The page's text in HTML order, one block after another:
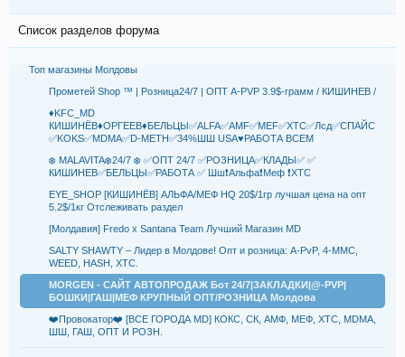
Список разделов форума
Топ магазины Молдовы
Прометей Shop ™️ | Розница24/7 | ОПТ A-PVP 3.9$-грамм / КИШИНЕВ /
♦️KFC_MD
КИШИНЁВ♦️ОРГЕЕВ♦️БЕЛЬЦЫ✅ALFA✅AMF✅MEF✅XTC✅Лсд✅СПАЙС
✅KOKS✅MDMA✅D-METH✅34%ШШ USA♥️РАБОТА ВСЕМ
❄️ MALAVITA❄️24/7 ❄️ ✅ОПТ 24/7 ✅РОЗНИЦА✅КЛАДЫ✅ ✅
КИШИНЕВ✅БЕЛЬЦЫ✅РАБОТА ✅ Шш❗️Альфа❗️Меф ❗️ХТС
EYE_SHOP [КИШИНЁВ] АЛЬФА/МЕФ HQ 20$/1гр лучшая цена на опт
5.2$/1кг Отслеживать раздел
[Молдавия] Fredo x Santana Team Лучший Магазин MD
SALTY SHAWTY – Лидер в Молдове! Опт и розница: A-PvP, 4-MMC,
WEED, HASH, XTC.
MORGEN - САЙТ АВТОПРОДАЖ Бот 24/7|ЗАКЛАДКИ|@-PVP|
БОШКИ|ГАШ|МЕФ КРУПНЫЙ ОПТ/РОЗНИЦА Молдова
❤️Провокатор❤️ [ВСЕ ГОРОДА MD] КОКС, СК, АМФ, МЕФ, XTC, MDMA,
ШШ, ГАШ, ОПТ И РОЗН.